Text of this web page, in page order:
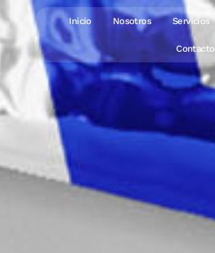
Inicio Nosotros Servicios
Contacto